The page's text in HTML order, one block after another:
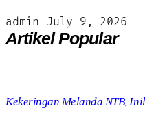
admin July 9, 2026
Artikel Popular
Kekeringan Melanda NTB,